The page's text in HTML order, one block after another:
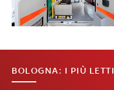
BOLOGNA: I PIÙ LETTI